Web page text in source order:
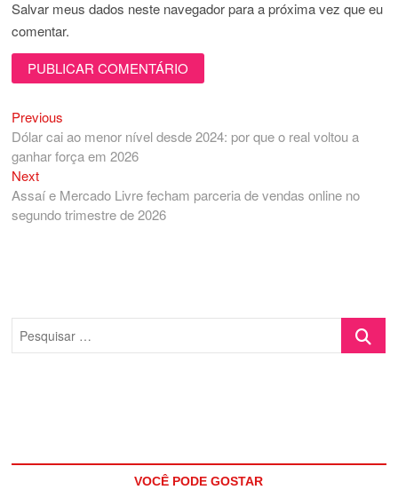
Salvar meus dados neste navegador para a próxima vez que eu
comentar.
Navegação
de
Post
Previous
post:
Dólar cai ao menor nível desde 2024: por que o real voltou a
ganhar força em 2026
NextNext
post:
Assaí e Mercado Livre fecham parceria de vendas online no
segundo trimestre de 2026
VOCÊ PODE GOSTAR